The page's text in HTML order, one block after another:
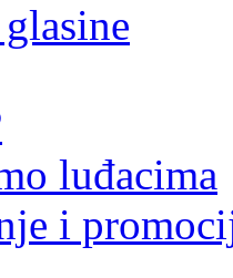
luđacima
i